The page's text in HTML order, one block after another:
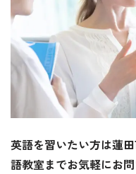
英語を習いたい方は蓮
語教室までお気軽にお問